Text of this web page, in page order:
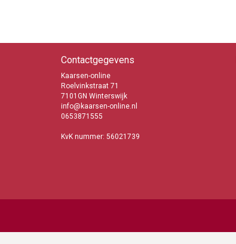
Contactgegevens
Kaarsen-online
Roelvinkstraat 71
7101GN Winterswijk
info@kaarsen-online.nl
0653871555
KvK nummer: 56021739